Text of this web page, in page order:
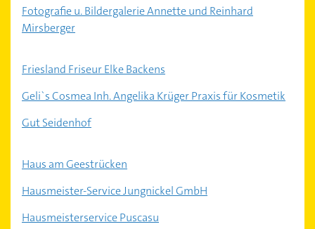
Fotografie u. Bildergalerie Annette und Reinhard
Mirsberger
Friesland Friseur Elke Backens
Geli`s Cosmea Inh. Angelika Krüger Praxis für Kosmetik
Gut Seidenhof
Haus am Geestrücken
Hausmeister-Service Jungnickel GmbH
Hausmeisterservice Puscasu